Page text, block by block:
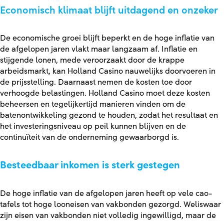
Economisch klimaat blijft uitdagend en onzeker
De economische groei blijft beperkt en de hoge inflatie van
de afgelopen jaren vlakt maar langzaam af. Inflatie en
stijgende lonen, mede veroorzaakt door de krappe
arbeidsmarkt, kan Holland Casino nauwelijks doorvoeren in
de prijsstelling. Daarnaast nemen de kosten toe door
verhoogde belastingen. Holland Casino moet deze kosten
beheersen en tegelijkertijd manieren vinden om de
batenontwikkeling gezond te houden, zodat het resultaat en
het investeringsniveau op peil kunnen blijven en de
continuïteit van de onderneming gewaarborgd is.
Besteedbaar inkomen is sterk gestegen
De hoge inflatie van de afgelopen jaren heeft op vele cao-
tafels tot hoge looneisen van vakbonden gezorgd. Weliswaar
zijn eisen van vakbonden niet volledig ingewilligd, maar de